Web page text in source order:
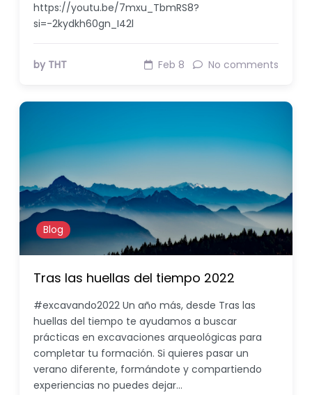
https://youtu.be/7mxu_TbmRS8?
si=-2kydkh60gn_I42l
by THT Feb 8 No comments
Blog
Tras las huellas del tiempo 2022
#excavando2022 Un año más, desde Tras las
huellas del tiempo te ayudamos a buscar
prácticas en excavaciones arqueológicas para
completar tu formación. Si quieres pasar un
verano diferente, formándote y compartiendo
experiencias no puedes dejar…